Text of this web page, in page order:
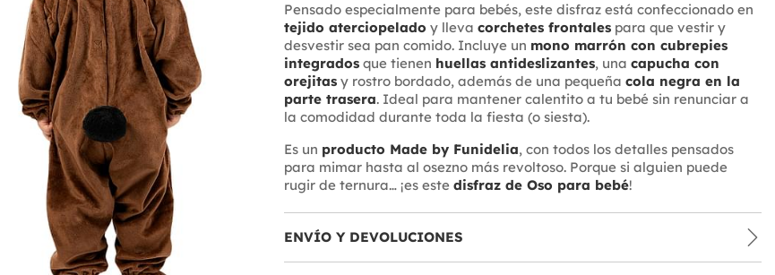
Pensado especialmente para bebés, este disfraz está confeccionado en
tejido aterciopelado y lleva corchetes frontalespara que vestir y
desvestir sea pan comido. Incluye un mono marrón con cubrepies
integradosque tienen huellas antideslizantes, una capucha con
orejitasy rostro bordado, además de una pequeña cola negra en la
parte trasera. Ideal para mantener calentito a tu bebé sin renunciar a
la comodidad durante toda la fiesta (o siesta).
Es un producto Made by Funidelia, con todos los detalles pensados
para mimar hasta al osezno más revoltoso. Porque si alguien puede
rugir de ternura… ¡es este disfraz de Oso para bebé!
ENVÍO Y DEVOLUCIONES